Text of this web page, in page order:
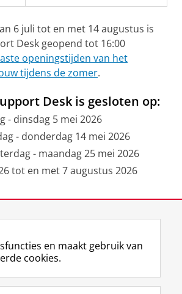
6 juli tot en met 14 augustus is
Desk geopend tot 16:00
openingstijden van het
tijdens de zomer.
Desk is gesloten op:
- dinsdag 5 mei 2026
- donderdag 14 mei 2026
- maandag 25 mei 2026
tot en met 7 augustus 2026
RUG
F
a
L
i
R
S
I
n
Y
o
en maakt gebruik van
cookies.